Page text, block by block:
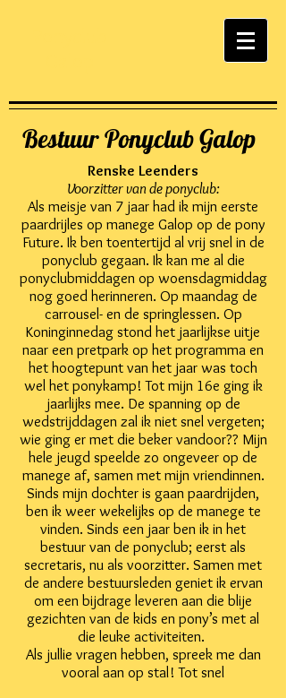
Bestuur Ponyclub Galop
Renske Leenders
Voorzitter van de ponyclub:
Als meisje van 7 jaar had ik mijn eerste
paardrijles op manege Galop op de pony
Future. Ik ben toentertijd al vrij snel in de
ponyclub gegaan. Ik kan me al die
ponyclubmiddagen op woensdagmiddag
nog goed herinneren. Op maandag de
carrousel- en de springlessen. Op
Koninginnedag stond het jaarlijkse uitje
naar een pretpark op het programma en
het hoogtepunt van het jaar was toch
wel het ponykamp! Tot mijn 16e ging ik
jaarlijks mee. De spanning op de
wedstrijddagen zal ik niet snel vergeten;
wie ging er met die beker vandoor?? Mijn
hele jeugd speelde zo ongeveer op de
manege af, samen met mijn vriendinnen.
Sinds mijn dochter is gaan paardrijden,
ben ik weer wekelijks op de manege te
vinden. Sinds een jaar ben ik in het
bestuur van de ponyclub; eerst als
secretaris, nu als voorzitter. Samen met
de andere bestuursleden geniet ik ervan
om een bijdrage leveren aan die blije
gezichten van de kids en pony’s met al
die leuke activiteiten.
Als jullie vragen hebben, spreek me dan
vooral aan op stal! Tot snel